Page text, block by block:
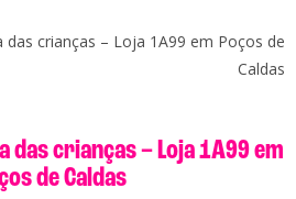
das crianças – Loja 1A99 em Poços de
Caldas
das crianças – Loja 1A99 em
de Caldas